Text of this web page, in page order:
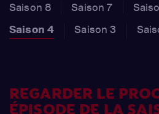
Saison 8 Saison 7
Saison 4
Saison 3
REGARDER LE
ÉPISODE DE LA